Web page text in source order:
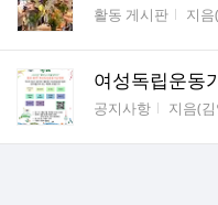
게시판명
활동 게시판 작성
지
여성독립운동
게시판명
공지사항 작성자
지음(